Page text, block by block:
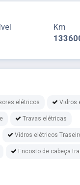
Km
elétricos Vidros
Travas elétricas
Vidros elétricos
Encosto de cabeça